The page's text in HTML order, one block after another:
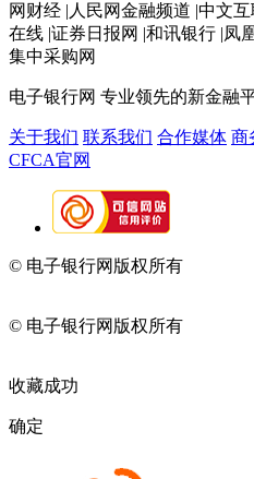
网财经 |人民网金融频道 |中文
在线 |证券日报网 |和讯银行 |凤
集中采购网
电子银行网 专业领先的新金融
关于我们 联系我们 合作媒体 商
CFCA官网
© 电子银行网版权所有
© 电子银行网版权所有
收藏成功
确定